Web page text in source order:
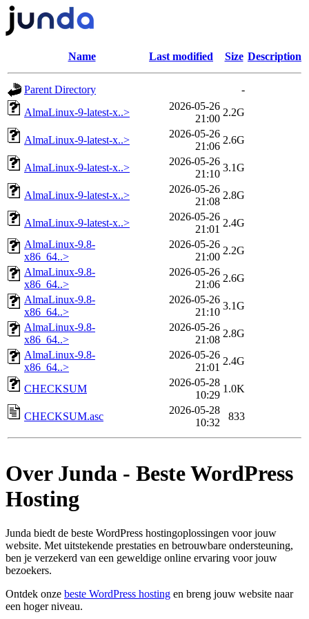
Name Last modified Size Description
Parent Directory
-
AlmaLinux-9-latest-x..>
2026-05-26
21:00
2.2G
AlmaLinux-9-latest-x..>
2026-05-26
21:06
2.6G
AlmaLinux-9-latest-x..>
2026-05-26
21:10
3.1G
AlmaLinux-9-latest-x..>
2026-05-26
21:08
2.8G
AlmaLinux-9-latest-x..>
2026-05-26
21:01
2.4G
AlmaLinux-9.8-
x86_64..>
2026-05-26
21:00
2.2G
AlmaLinux-9.8-
x86_64..>
2026-05-26
21:06
2.6G
AlmaLinux-9.8-
x86_64..>
2026-05-26
21:10
3.1G
AlmaLinux-9.8-
x86_64..>
2026-05-26
21:08
2.8G
AlmaLinux-9.8-
x86_64..>
2026-05-26
21:01
2.4G
CHECKSUM
2026-05-28
10:29
1.0K
CHECKSUM.asc
2026-05-28
10:32
833
Over Junda - Beste WordPress
Hosting
Junda biedt de beste WordPress hostingoplossingen voor jouw
website. Met uitstekende prestaties en betrouwbare ondersteuning,
ben je verzekerd van een geweldige online ervaring voor jouw
bezoekers.
Ontdek onze beste WordPress hosting en breng jouw website naar
een hoger niveau.